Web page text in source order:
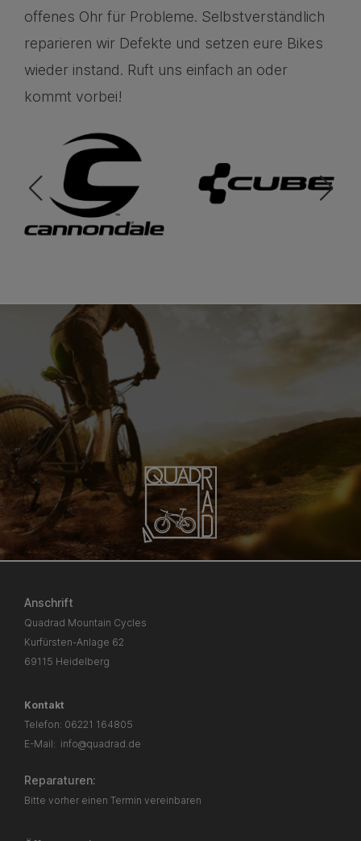
offenes Ohr für Probleme. Selbstverständlich
reparieren wir Defekte und setzen eure Bikes
wieder instand. Ruft uns einfach an oder
kommt vorbei!
Anschrift
Quadrad Mountain Cycles
Kurfürsten-Anlage 62
69115 Heidelberg
Kontakt
Telefon: 06221 164805
E-Mail: info@quadrad.de
Reparaturen:
Bitte vorher einen Termin vereinbaren